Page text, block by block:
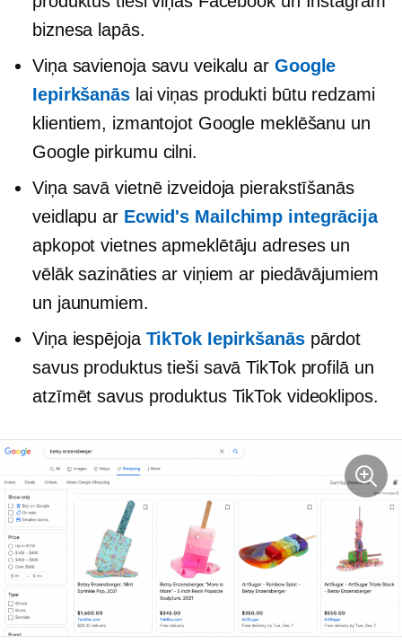
biznesa lapās.
Viņa savienoja savu veikalu ar Google
Iepirkšanāslai viņas produkti būtu redzami
klientiem, izmantojot Google meklēšanu un
Google pirkumu cilni.
Viņa savā vietnē izveidoja pierakstīšanās
veidlapu ar Ecwid's Mailchimp integrācija
apkopot vietnes apmeklētāju adreses un
vēlāk sazināties ar viņiem ar piedāvājumiem
un jaunumiem.
Viņa iespējoja TikTok Iepirkšanāspārdot
savus produktus tieši savā TikTok profilā un
atzīmēt savus produktus TikTok videoklipos.